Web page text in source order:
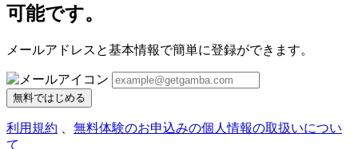
可能です。
メールアドレスと基本情報で簡単に登録ができます。
無料ではじめる
利用規約
無料体験のお申込みの個人情報の取扱いについ
て